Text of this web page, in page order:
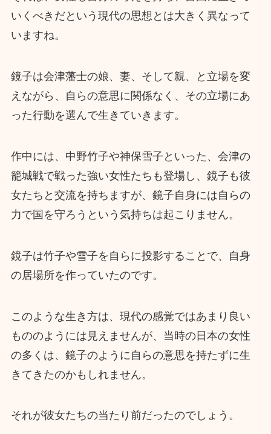
いくべきだという現代の思想とは大きく異なって
いますね。
鏡子は会津藩士の娘、妻、そして親、と立場を変
えながら、自らの意思に関係なく、その立場にあ
った行動を選んで生きていきます。
作中には、中野竹子や神保雪子といった、会津の
籠城戦で戦った強い女性たちも登場し、鏡子も彼
女たちと交流を持ちますが、鏡子自身には自らの
力で国を守ろうという気持ちは起こりません。
鏡子は竹子や雪子を自らに投影することで、自身
の居場所を作っていたのです。
このような生き方は、現代の感覚ではあまり良い
もののようには見えませんが、当時の日本の女性
の多くは、鏡子のように自らの意思を持たずに生
きてきたのかもしれません。
それが彼女たちの当たり前だったのでしょう。